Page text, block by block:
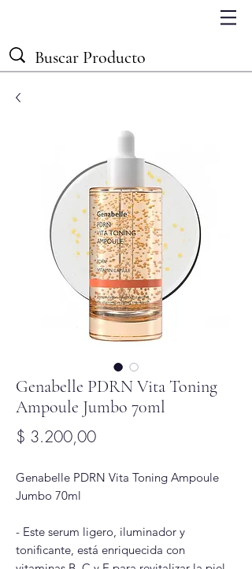
Genabelle PDRN Vita Toning
Ampoule Jumbo 70ml
$ 3.200,00Precio
Genabelle PDRN Vita Toning Ampoule
Jumbo 70ml
- Este serum ligero, iluminador y
tonificante, está enriquecida con